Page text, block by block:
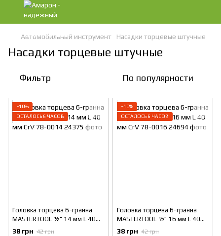
Автомобильный инструмент Насадки торцевые штучные
Насадки торцевые штучные
Фильтр По популярности
−10%
ОСТАЛОСЬ 6 ЧАСОВ
Головка торцева 6-гранна
MASTERTOOL ½" 14 мм L 40
мм CrV 78-0014
38 грн 42 грн
−10%
ОСТАЛОСЬ 6 ЧАСОВ
Головка торцева 6-гранна
MASTERTOOL ½" 16 мм L 40
мм CrV 78-0016
38 грн 42 грн